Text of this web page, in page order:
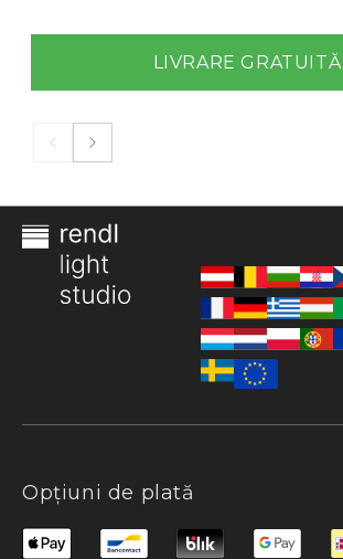
LIVRARE GRATUITĂ
Opțiuni de plată